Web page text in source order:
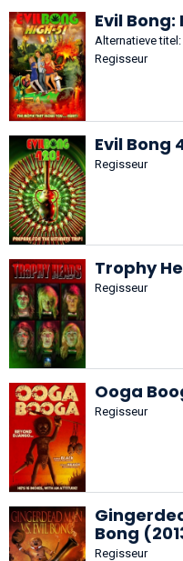
Evil Bong:
Alternatieve
Regisseur
Evil Bong
Regisseur
Trophy
Regisseur
Ooga
Regisseur
Bong
Regisseur